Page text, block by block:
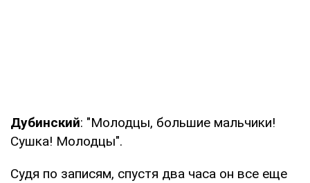
Дубинский: "Молодцы, большие мальчики!
Сушка! Молодцы".
Судя по записям, спустя два часа он все еще